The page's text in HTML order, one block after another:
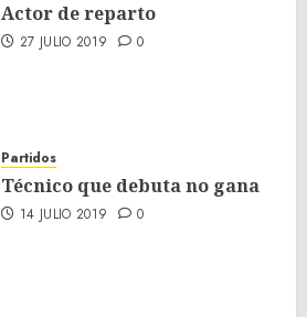
Actor de reparto
27 JULIO 2019 0
Partidos
Técnico que debuta no gana
14 JULIO 2019 0